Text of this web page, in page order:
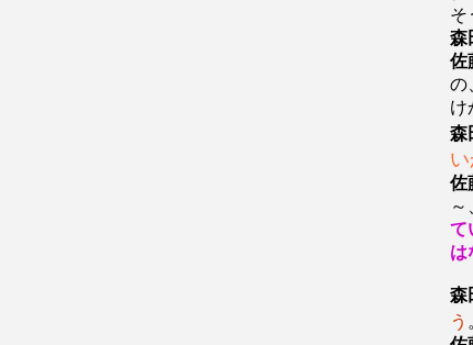
そ
森
佐
の
け
森
佐
～
て
は
森
う